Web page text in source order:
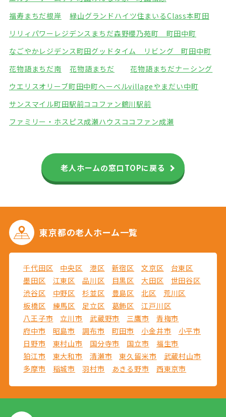
福寿まちだ根岸
緑山グランドハイツ住まいるClass本町田
リリィパワーレジデンスまちだ森野櫻乃苑町 町田中町
なごやかレジデンス町田グッドタイム リビング 町田中町
花物語まちだ南
花物語まちだ
花物語まちだナーシング
ウエリスオリーブ町田中町ヘーベルvillageやまだい中町
サンスマイル町田駅前ココファン鶴川駅前
ファミリー・ホスピス成瀬ハウスココファン成瀬
老人ホームの窓口TOPに戻る
東京都の老人ホーム一覧
千代田区 中央区 港区 新宿区 文京区
台東区
墨田区
江東区 品川区 目黒区 大田区
世田谷区
渋谷区
中野区 杉並区 豊島区 北区
荒川区
板橋区
練馬区 足立区 葛飾区
江戸川区
八王子市
立川市 武蔵野市 三鷹市
青梅市
府中市
昭島市 調布市 町田市 小金井市
小平市
日野市
東村山市 国分寺市 国立市
福生市
狛江市
東大和市 清瀬市 東久留米市
武蔵村山市
多摩市
稲城市 羽村市 あきる野市 西東京市